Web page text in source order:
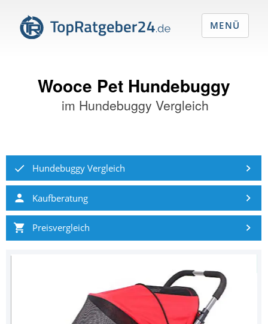
Wooce Pet Hundebuggy
im Hundebuggy Vergleich
Hundebuggy Vergleich
Kaufberatung
Preisvergleich
MENÜ